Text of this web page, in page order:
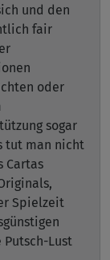
und den
fair
oder
sogar
tut man nicht
Cartas
Spielzeit
Lust